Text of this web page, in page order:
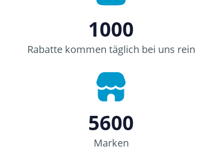
1000
Rabatte kommen täglich bei uns rein
5600
Marken